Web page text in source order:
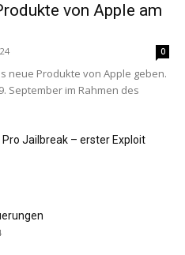
von Apple am
0
neue Produkte von Apple geben.
September im Rahmen des
Jailbreak – erster Exploit